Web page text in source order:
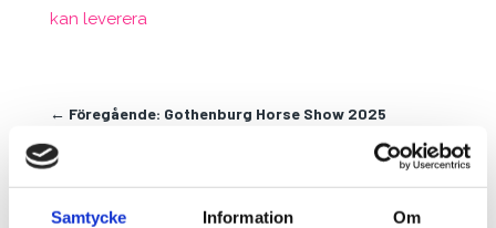
Samtycke Information Om
kan leverera
← Föregående: Gothenburg Horse Show 2025
Nästa: Stockholm Furniture 2025 →